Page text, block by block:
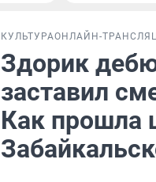
КУЛЬТУРАОНЛАЙН-
Здорик
заставил
Как прошла